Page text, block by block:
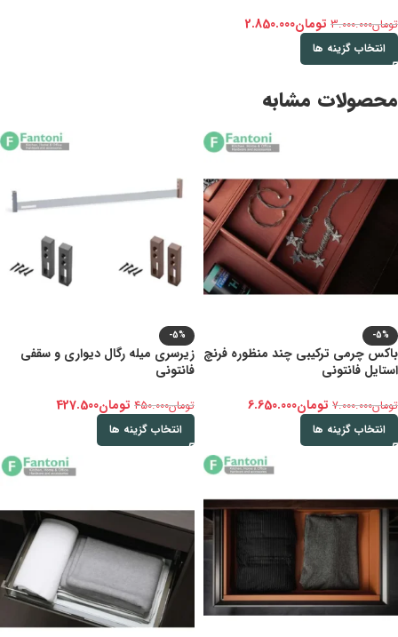
تومان3.000.000 تومان2.850.000
انتخاب گزینه ها
محصولات مشابه
-5%
باکس چرمی ترکیبی چند منظوره فرنچ
استایل فانتونی
تومان7.000.000 تومان6.650.000
انتخاب گزینه ها
-5%
زیرسری میله رگال دیواری و سقفی
فانتونی
تومان450.000 تومان427.500
انتخاب گزینه ها